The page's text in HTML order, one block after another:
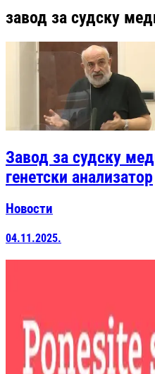
завод за судску
Завод за судску
генетски анализатор
Новости
04.11.2025.